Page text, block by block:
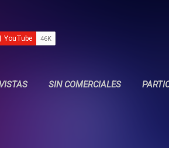
SIN COMERCIALES